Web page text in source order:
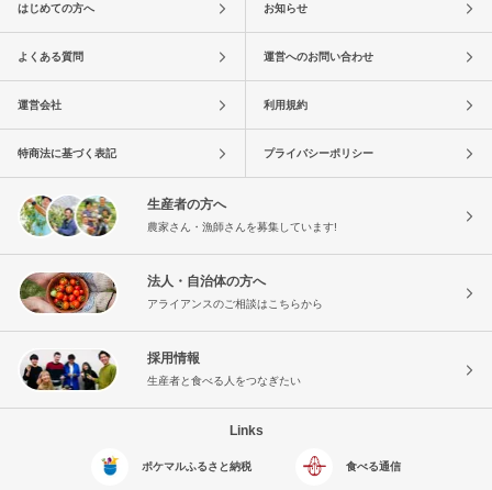
はじめての方へ お知らせ
よくある質問 運営へのお問い合わせ
運営会社 利用規約
特商法に基づく表記 プライバシーポリシー
生産者の方へ
農家さん・漁師さんを募集しています!
法人・自治体の方へ
アライアンスのご相談はこちらから
採用情報
生産者と食べる人をつなぎたい
Links
ポケマルふるさと納税 食べる通信